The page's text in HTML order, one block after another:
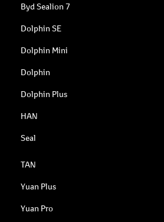
Byd Sealion 7
Dolphin SE
Dolphin Mini
Dolphin
Dolphin Plus
HAN
Seal
TAN
Yuan Plus
Yuan Pro